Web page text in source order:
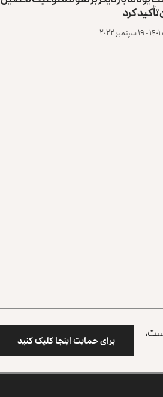
کرد
برای حمایت اینجا کلیک کنید